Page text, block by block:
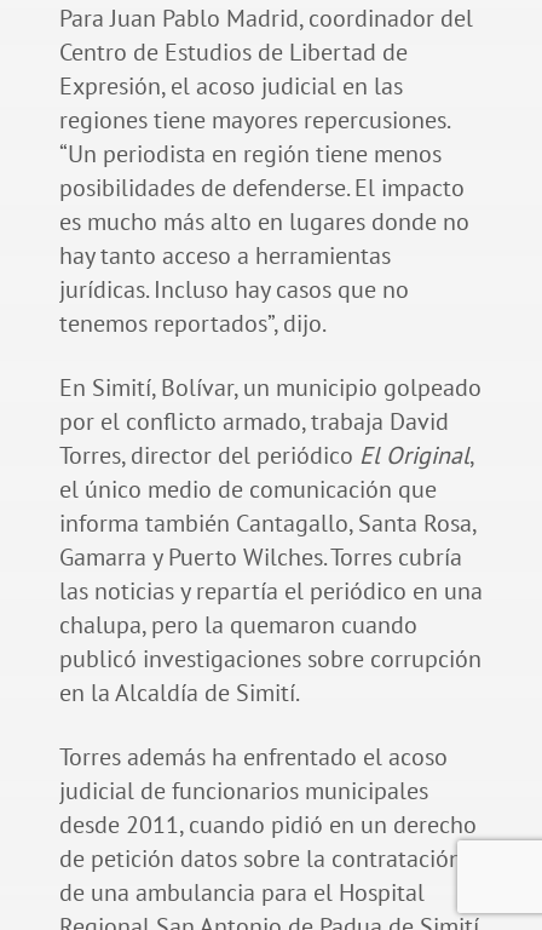
Para Juan Pablo Madrid, coordinador del
Centro de Estudios de Libertad de
Expresión, el acoso judicial en las
regiones tiene mayores repercusiones.
“Un periodista en región tiene menos
posibilidades de defenderse. El impacto
es mucho más alto en lugares donde no
hay tanto acceso a herramientas
jurídicas. Incluso hay casos que no
tenemos reportados”, dijo.
En Simití, Bolívar, un municipio golpeado
por el conflicto armado, trabaja David
Torres, director del periódico El Original,
el único medio de comunicación que
informa también Cantagallo, Santa Rosa,
Gamarra y Puerto Wilches. Torres cubría
las noticias y repartía el periódico en una
chalupa, pero la quemaron cuando
publicó investigaciones sobre corrupción
en la Alcaldía de Simití.
Torres además ha enfrentado el acoso
judicial de funcionarios municipales
desde 2011, cuando pidió en un derecho
de petición datos sobre la contratación
de una ambulancia para el Hospital